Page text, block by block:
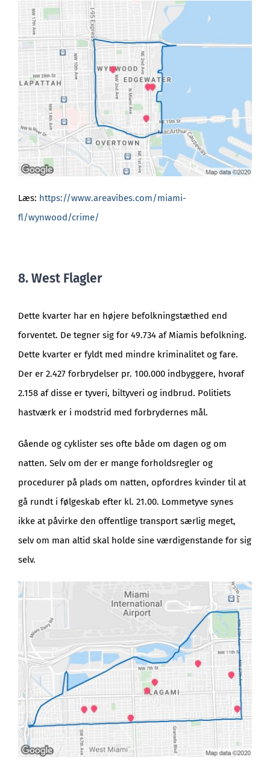
Læs: https://www.areavibes.com/miami-
fl/wynwood/crime/
8. West Flagler
Dette kvarter har en højere befolkningstæthed end
forventet. De tegner sig for 49.734 af Miamis befolkning.
Dette kvarter er fyldt med mindre kriminalitet og fare.
Der er 2.427 forbrydelser pr. 100.000 indbyggere, hvoraf
2.158 af disse er tyveri, biltyveri og indbrud. Politiets
hastværk er i modstrid med forbrydernes mål.
Gående og cyklister ses ofte både om dagen og om
natten. Selv om der er mange forholdsregler og
procedurer på plads om natten, opfordres kvinder til at
gå rundt i følgeskab efter kl. 21.00. Lommetyve synes
ikke at påvirke den offentlige transport særlig meget,
selv om man altid skal holde sine værdigenstande for sig
selv.